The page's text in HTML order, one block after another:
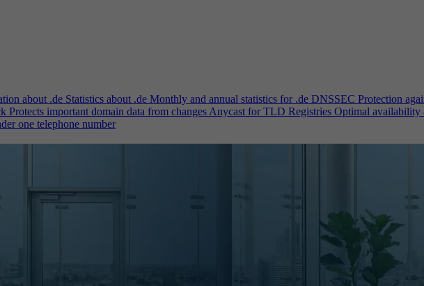
about .de Statistics about .de Monthly and annual statistics for .de DNSSEC Protection
Protects important domain data from changesAnycast for TLD Registries Optimal availability
one telephone number